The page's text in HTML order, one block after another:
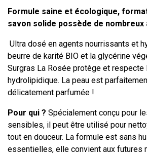
Formule saine et écologique,
savon solide possède de nombreux
Ultra dosé en agents nourrissants et
beurre de karité BIO et la glycérine
Surgras La Rosée protège et respecte
hydrolipidique. La peau est
délicatement parfumée !
Pour qui ? Spécialement conçu pour
sensibles, il peut être utilisé pour
tout en douceur. La formule est sans
essentielles, elle convient aux futures